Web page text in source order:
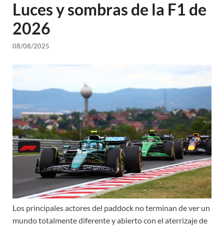
Luces y sombras de la F1 de
2026
08/08/2025
Los principales actores del paddock no terminan de ver un
mundo totalmente diferente y abierto con el aterrizaje de